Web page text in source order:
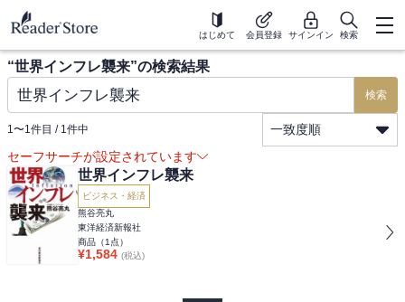
はじめて 会員登録 サインイン 検索
“世界インフレ襲来”の検索結果
検索
1〜1件目 / 1件中
一致度順
セーフサーチが設定されています
世界インフレ襲来
ビジネス・経済
熊谷亮丸
東洋経済新報社
商品（1 点）
¥1,584 (税込)